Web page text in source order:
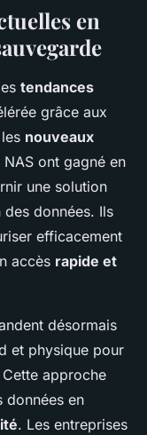
de
en
tendances
grâce aux
nouveaux
ont gagné en
une solution
données. Ils
efficacement
accès rapide et
désormais
et physique pour
approche
données en
. Les entreprises